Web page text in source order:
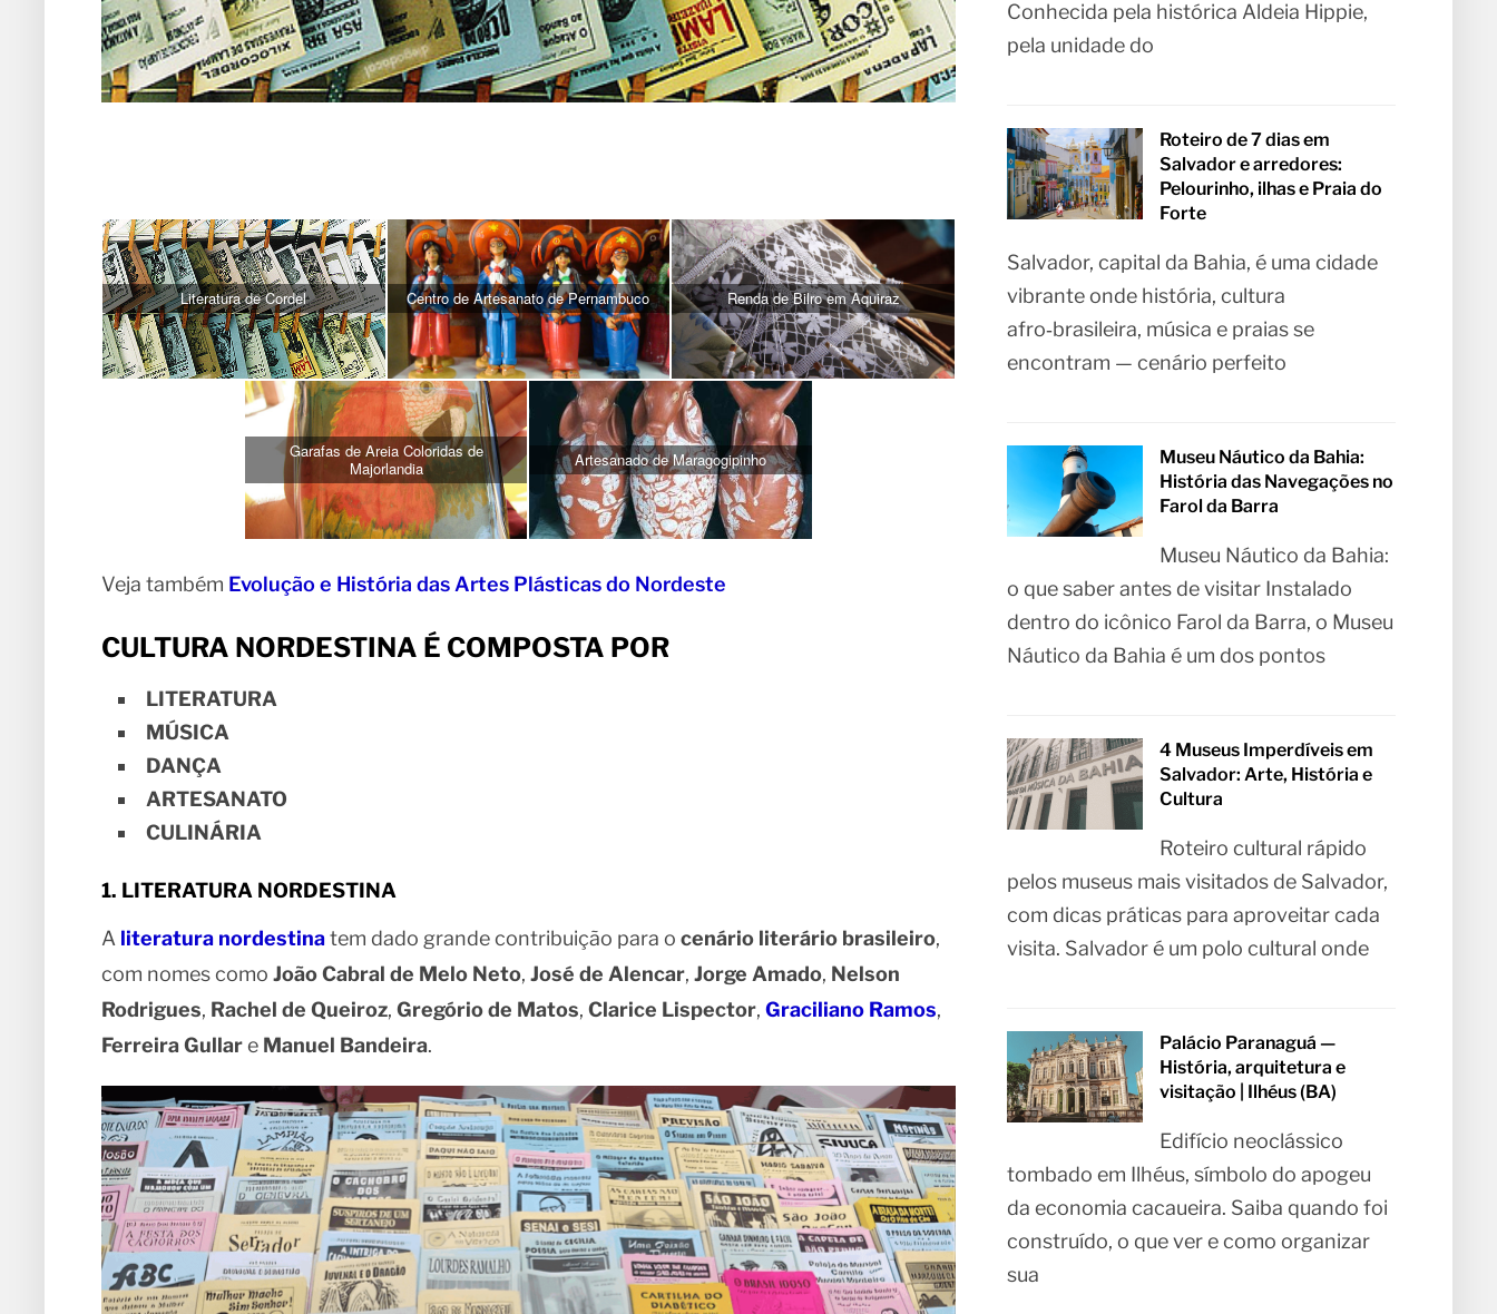
Literatura de Cordel Centro de Artesanato de Pernambuco Renda de Bilro em Aquiraz
Garafas de Areia Coloridas de
Majorlandia
Artesanado de Maragogipinho
Veja também Evolução e História das Artes Plásticas do Nordeste
CULTURA NORDESTINA É COMPOSTA POR
LITERATURA
MÚSICA
DANÇA
ARTESANATO
CULINÁRIA
1. LITERATURA NORDESTINA
A literatura nordestinatem dado grande contribuição para o cenário literário brasileiro,
com nomes como João Cabral de Melo Neto, José de Alencar, Jorge Amado, Nelson
Rodrigues, Rachel de Queiroz, Gregório de Matos, Clarice Lispector, Graciliano Ramos,
Ferreira Gullare Manuel Bandeira.
Conhecida pela histórica Aldeia Hippie,
pela unidade do
Roteiro de 7 dias em
Salvador e arredores:
Pelourinho, ilhas e Praia do
Forte
Salvador, capital da Bahia, é uma cidade
vibrante onde história, cultura
afro‑brasileira, música e praias se
encontram — cenário perfeito
Museu Náutico da Bahia:
História das Navegações no
Farol da Barra
Museu Náutico da Bahia:
o que saber antes de visitar Instalado
dentro do icônico Farol da Barra, o Museu
Náutico da Bahia é um dos pontos
4 Museus Imperdíveis em
Salvador: Arte, História e
Cultura
Roteiro cultural rápido
pelos museus mais visitados de Salvador,
com dicas práticas para aproveitar cada
visita. Salvador é um polo cultural onde
Palácio Paranaguá —
História, arquitetura e
visitação | Ilhéus (BA)
Edifício neoclássico
tombado em Ilhéus, símbolo do apogeu
da economia cacaueira. Saiba quando foi
construído, o que ver e como organizar
sua